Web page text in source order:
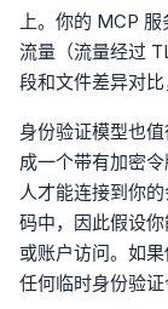
上。你的 MCP
流量（流量经过
段和文件差异对比
身份验证模型也
成一个带有加密
人才能连接到你
码中，因此假设
或账户访问。如
任何临时身份验证